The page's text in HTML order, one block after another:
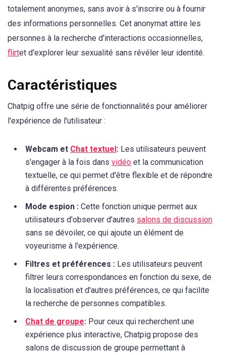
totalement anonymes, sans avoir à s'inscrire ou à fournir
des informations personnelles. Cet anonymat attire les
personnes à la recherche d'interactions occasionnelles,
flirtet d'explorer leur sexualité sans révéler leur identité.
Caractéristiques
Chatpig offre une série de fonctionnalités pour améliorer
l'expérience de l'utilisateur :
Webcam et Chat textuel: Les utilisateurs peuvent
s'engager à la fois dans vidéo et la communication
textuelle, ce qui permet d'être flexible et de répondre
à différentes préférences.
Mode espion : Cette fonction unique permet aux
utilisateurs d'observer d'autres salons de discussion
sans se dévoiler, ce qui ajoute un élément de
voyeurisme à l'expérience.
Filtres et préférences : Les utilisateurs peuvent
filtrer leurs correspondances en fonction du sexe, de
la localisation et d'autres préférences, ce qui facilite
la recherche de personnes compatibles.
Chat de groupe: Pour ceux qui recherchent une
expérience plus interactive, Chatpig propose des
salons de discussion de groupe permettant à